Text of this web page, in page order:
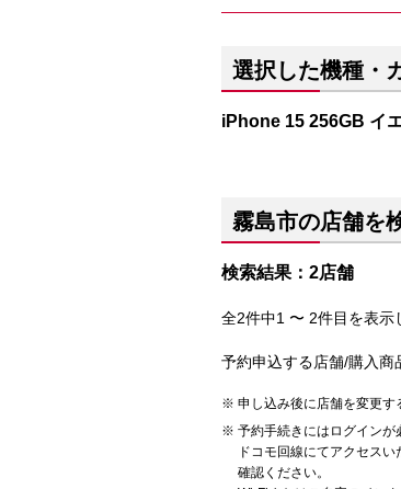
選択した機種・
iPhone 15 256GB イ
霧島市の店舗を
検索結果：2店舗
全2件中1 〜 2件目を表示
予約申込する店舗/購入商
申し込み後に店舗を変更す
予約手続きにはログインが
ドコモ回線にてアクセス
確認ください。